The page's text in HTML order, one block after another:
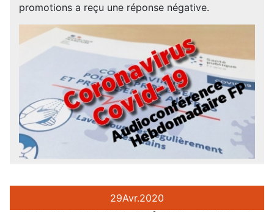
promotions a reçu une réponse négative.
29Avr.2020